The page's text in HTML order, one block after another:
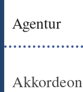
Agentur